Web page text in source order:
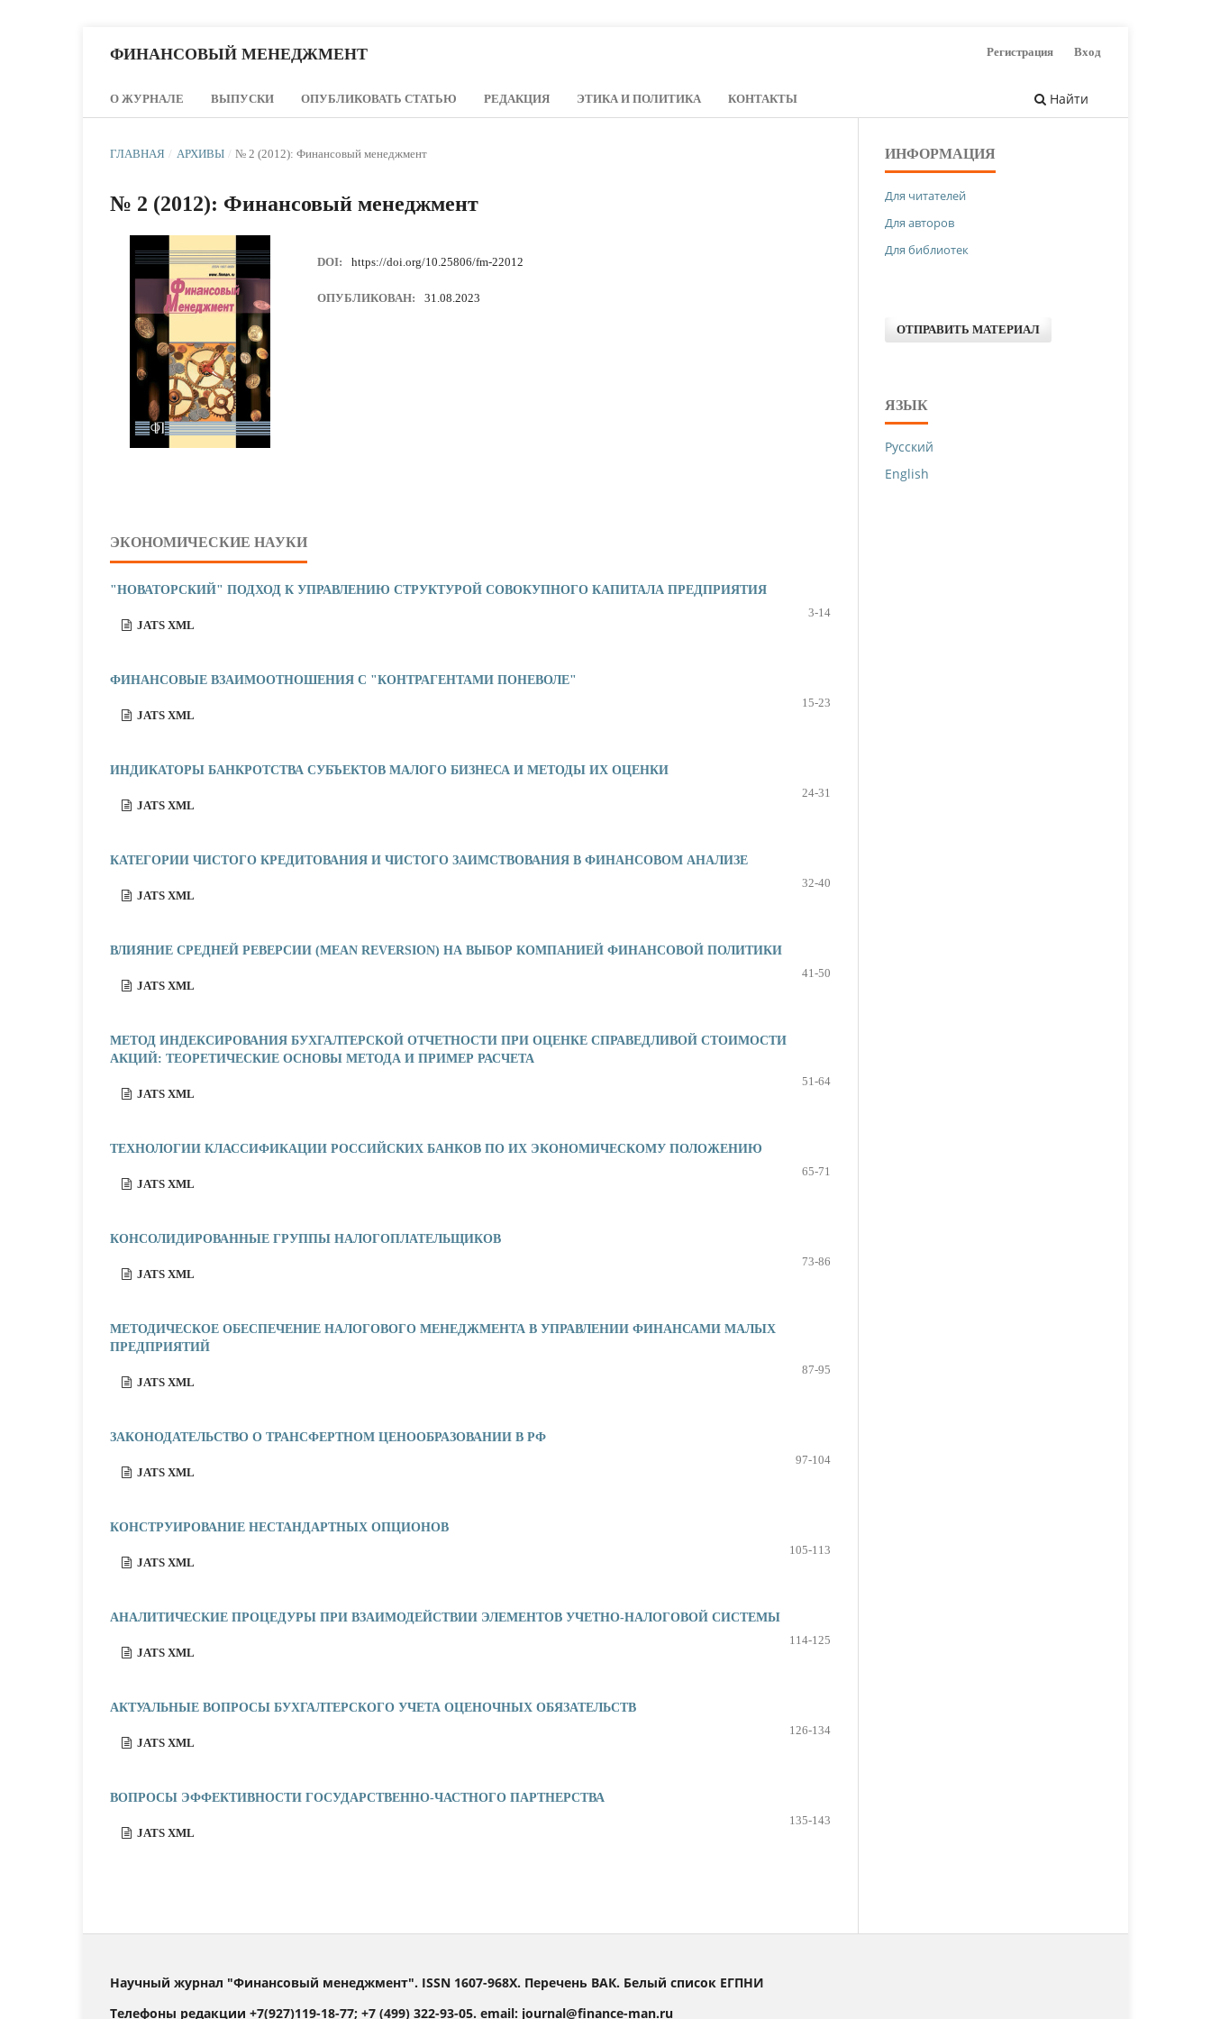
ФИНАНСОВЫЙ МЕНЕДЖМЕНТ
О ЖУРНАЛЕ ВЫПУСКИ ОПУБЛИКОВАТЬ СТАТЬЮ РЕДАКЦИЯ ЭТИКА И ПОЛИТИКА КОНТАКТЫ Найти
Регистрация Вход
ГЛАВНАЯ / АРХИВЫ / № 2 (2012): Финансовый менеджмент
№ 2 (2012): Финансовый менеджмент
DOI: https://doi.org/10.25806/fm-22012
ОПУБЛИКОВАН: 31.08.2023
ЭКОНОМИЧЕСКИЕ НАУКИ
"НОВАТОРСКИЙ" ПОДХОД К УПРАВЛЕНИЮ СТРУКТУРОЙ СОВОКУПНОГО КАПИТАЛА ПРЕДПРИЯТИЯ
3-14
JATS XML
ФИНАНСОВЫЕ ВЗАИМООТНОШЕНИЯ С "КОНТРАГЕНТАМИ ПОНЕВОЛЕ"
15-23
JATS XML
ИНДИКАТОРЫ БАНКРОТСТВА СУБЪЕКТОВ МАЛОГО БИЗНЕСА И МЕТОДЫ ИХ ОЦЕНКИ
24-31
JATS XML
КАТЕГОРИИ ЧИСТОГО КРЕДИТОВАНИЯ И ЧИСТОГО ЗАИМСТВОВАНИЯ В ФИНАНСОВОМ АНАЛИЗЕ
32-40
JATS XML
ВЛИЯНИЕ СРЕДНЕЙ РЕВЕРСИИ (MEAN REVERSION) НА ВЫБОР КОМПАНИЕЙ ФИНАНСОВОЙ ПОЛИТИКИ
41-50
JATS XML
МЕТОД ИНДЕКСИРОВАНИЯ БУХГАЛТЕРСКОЙ ОТЧЕТНОСТИ ПРИ ОЦЕНКЕ СПРАВЕДЛИВОЙ СТОИМОСТИ
АКЦИЙ: ТЕОРЕТИЧЕСКИЕ ОСНОВЫ МЕТОДА И ПРИМЕР РАСЧЕТА
51-64
JATS XML
ТЕХНОЛОГИИ КЛАССИФИКАЦИИ РОССИЙСКИХ БАНКОВ ПО ИХ ЭКОНОМИЧЕСКОМУ ПОЛОЖЕНИЮ
65-71
JATS XML
КОНСОЛИДИРОВАННЫЕ ГРУППЫ НАЛОГОПЛАТЕЛЬЩИКОВ
73-86
JATS XML
МЕТОДИЧЕСКОЕ ОБЕСПЕЧЕНИЕ НАЛОГОВОГО МЕНЕДЖМЕНТА В УПРАВЛЕНИИ ФИНАНСАМИ МАЛЫХ
ПРЕДПРИЯТИЙ
87-95
JATS XML
ЗАКОНОДАТЕЛЬСТВО О ТРАНСФЕРТНОМ ЦЕНООБРАЗОВАНИИ В РФ
97-104
JATS XML
КОНСТРУИРОВАНИЕ НЕСТАНДАРТНЫХ ОПЦИОНОВ
105-113
JATS XML
АНАЛИТИЧЕСКИЕ ПРОЦЕДУРЫ ПРИ ВЗАИМОДЕЙСТВИИ ЭЛЕМЕНТОВ УЧЕТНО-НАЛОГОВОЙ СИСТЕМЫ
114-125
JATS XML
АКТУАЛЬНЫЕ ВОПРОСЫ БУХГАЛТЕРСКОГО УЧЕТА ОЦЕНОЧНЫХ ОБЯЗАТЕЛЬСТВ
126-134
JATS XML
ВОПРОСЫ ЭФФЕКТИВНОСТИ ГОСУДАРСТВЕННО-ЧАСТНОГО ПАРТНЕРСТВА
135-143
JATS XML
ИНФОРМАЦИЯ
Для читателей
Для авторов
Для библиотек
ОТПРАВИТЬ МАТЕРИАЛ
ЯЗЫК
Русский
English
Научный журнал "Финансовый менеджмент". ISSN 1607-968X. Перечень ВАК. Белый список ЕГПНИ
Телефоны редакции +7(927)119-18-77; +7 (499) 322-93-05. email: journal@finance-man.ru